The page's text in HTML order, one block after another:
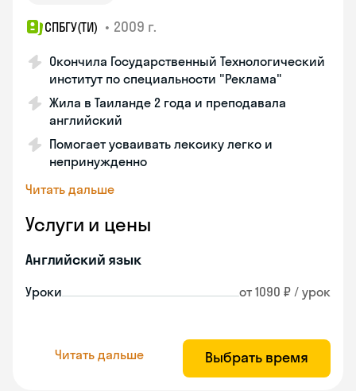
СПБГУ(ТИ) • 2009 г.
Окончила Государственный Технологический
институт по специальности "Реклама"
Жила в Таиланде 2 года и преподавала
английский
Помогает усваивать лексику легко и
непринужденно
Читать дальше
Услуги и цены
Английский язык
Уроки от 1090 ₽ / урок
Читать дальше Выбрать время